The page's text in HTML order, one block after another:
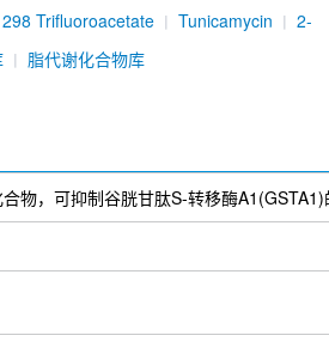
Trifluoroacetate Tunicamycin
2-
2FF FDFT1 Antibody (Rabbit mAb)
脂代谢化合物库
物，可抑制谷胱甘肽S-转移酶